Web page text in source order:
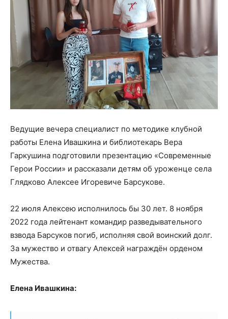
Ведущие вечера специалист по методике клубной
работы Елена Ивашкина и библиотекарь Вера
Гаркушина подготовили презентацию «Современные
Герои России» и рассказали детям об уроженце села
Глядково Алексее Игоревиче Барсукове.
22 июля Алексею исполнилось бы 30 лет. 8 ноября
2022 года лейтенант командир разведывательного
взвода Барсуков погиб, исполняя свой воинский долг.
За мужество и отвагу Алексей награждён орденом
Мужества.
Елена Ивашкина: